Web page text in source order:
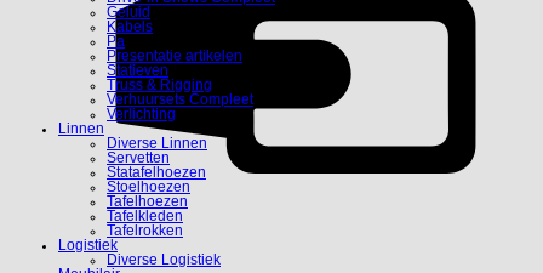
Geluid
Kabels
Pa
Presentatie artikelen
Statieven
Truss & Rigging
Verhuursets Compleet
Verlichting
Linnen
Diverse Linnen
Servetten
Statafelhoezen
Stoelhoezen
Tafelhoezen
Tafelkleden
Tafelrokken
Logistiek
Diverse Logistiek